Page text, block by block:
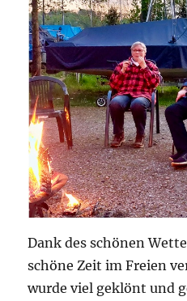
Dank des schönen
schöne Zeit im Freien
wurde viel geklönt und